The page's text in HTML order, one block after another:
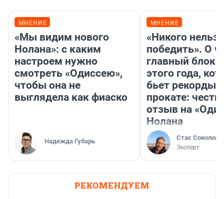
МНЕНИЕ
«Мы видим нового
Нолана»: с каким
настроем нужно
смотреть «Одиссею»,
чтобы она не
выглядела как фиаско
Надежда Губарь
МНЕНИЕ
«Никого нельзя
победить». О
главный
этого года,
бьет рекорды в
прокате:
отзыв на
Нолана
Стас Соколов
Эксперт
РЕКОМЕНДУЕМ